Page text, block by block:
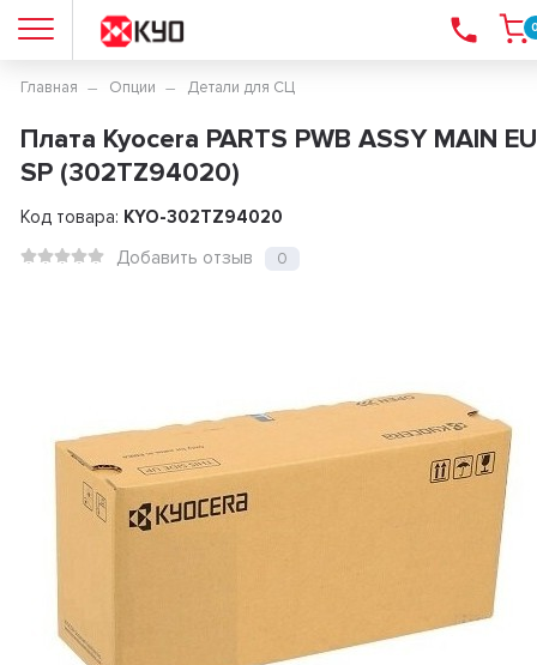
Главная Опции Детали для СЦ
Плата Kyocera PARTS PWB ASSY MAIN EU
SP (302TZ94020)
Код товара: KYO-302TZ94020
Добавить отзыв
0